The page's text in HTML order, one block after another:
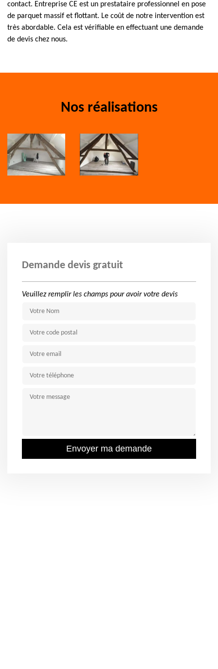
contact. Entreprise CE est un prestataire professionnel en pose
de parquet massif et flottant. Le coût de notre intervention est
très abordable. Cela est vérifiable en effectuant une demande
de devis chez nous.
Nos réalisations
Demande devis gratuit
Veuillez remplir les champs pour avoir votre devis